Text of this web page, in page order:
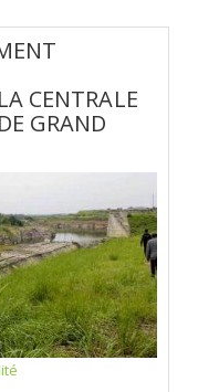
CENTRALE
GRAND